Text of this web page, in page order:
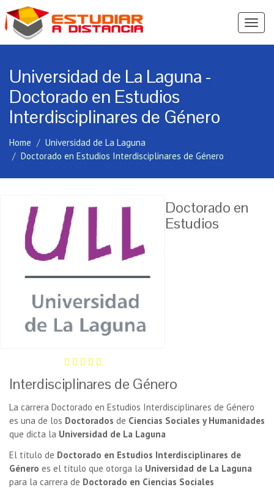
Ver
Universidad de La Laguna -
Doctorado en Estudios
Interdisciplinares de Género
Home
Universidad de La Laguna
Doctorado en Estudios Interdisciplinares de Género
Doctorado en
Estudios
Interdisciplinares de Género
La carrera Doctorado en Estudios Interdisciplinares de Género
es una de los Doctorados de Ciencias Sociales y Humanidades
que dicta la Universidad de La Laguna
El título de Doctorado en Estudios Interdisciplinares de
Género es el título que otorga la Universidad de La Laguna
para la carrera de Doctorado en Ciencias Sociales